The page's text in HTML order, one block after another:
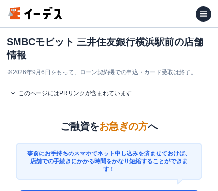
SMBCモビット 三井住友銀行横浜駅前の店舗
情報
※2026年9月6日をもって、ローン契約機での申込・カード受取は終了。
このページにはPRリンクが含まれています
ご融資をお急ぎの方へ
事前にお手持ちのスマホでネット申し込みを済ませておけば、
店舗での手続きにかかる時間をかなり短縮することができま
す！